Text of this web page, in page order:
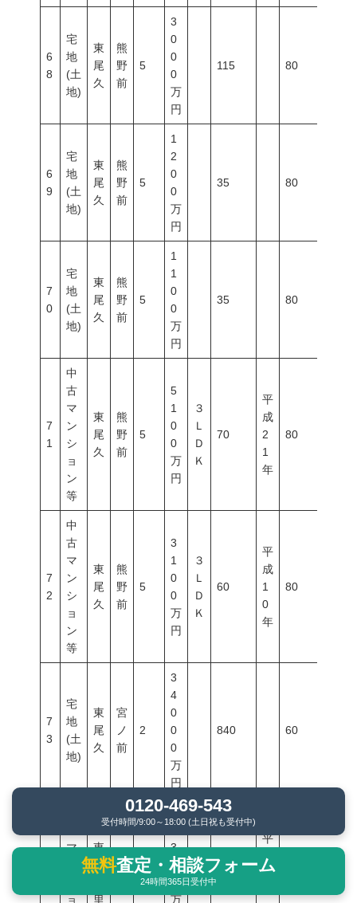
6
8
宅
地
(土
地)
東
尾
久
熊
野
前
5
3
0
0
0
万
円
115 80
6
9
宅
地
(土
地)
東
尾
久
熊
野
前
5
1
2
0
0
万
円
35 80
7
0
宅
地
(土
地)
東
尾
久
熊
野
前
5
1
1
0
0
万
円
35 80
7
1
中
古
マ
ン
シ
ョ
ン
等
東
尾
久
熊
野
前
5
5
1
0
0
万
円
３
Ｌ
Ｄ
Ｋ
70
平
成
2
1
年
80
7
2
中
古
マ
ン
シ
ョ
ン
等
東
尾
久
熊
野
前
5
3
1
0
0
万
円
３
Ｌ
Ｄ
Ｋ
60
平
成
1
0
年
80
7
3
宅
地
(土
地)
東
尾
久
宮
ノ
前
2
3
4
0
0
0
万
円
840 60
マ
ョ
東
日
里
鶯
8
3
0
0
万
１
Ｋ
25
平
成
2
0120-469-543
受付時間/9:00～18:00 (土日祝も受付中)
無料査定・相談フォーム
24時間365日受付中